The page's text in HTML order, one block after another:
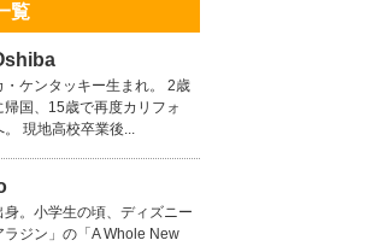
覧
・ケンタッキー生まれ。 2歳
帰国、15歳で再度カリフォ
。 現地高校卒業後...
身。小学生の頃、ディズニー
ラジン」の「A Whole New